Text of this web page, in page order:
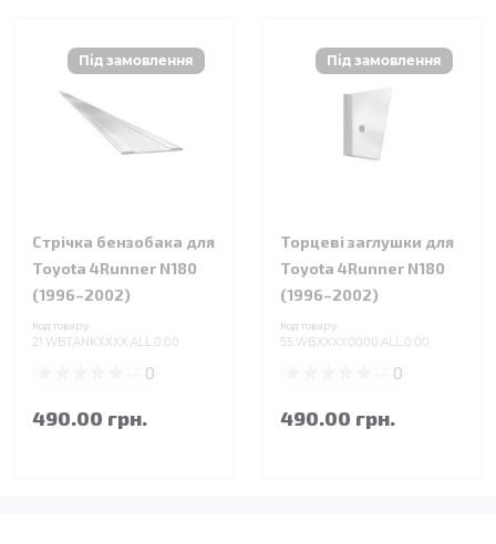
Стрічка бензобака для
Toyota 4Runner N180
(1996–2002)
Код товару:
21.WBTANKXXXX.ALL.0.00
0
490.00 грн.
Торцеві заглушки для
Toyota 4Runner N180
(1996–2002)
Код товару:
55.WBXXXX0000.ALL.0.00
0
490.00 грн.